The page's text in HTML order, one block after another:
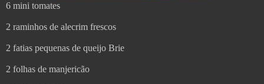
6 mini tomates
2 raminhos de alecrim frescos
2 fatias pequenas de queijo Brie
2 folhas de manjericão